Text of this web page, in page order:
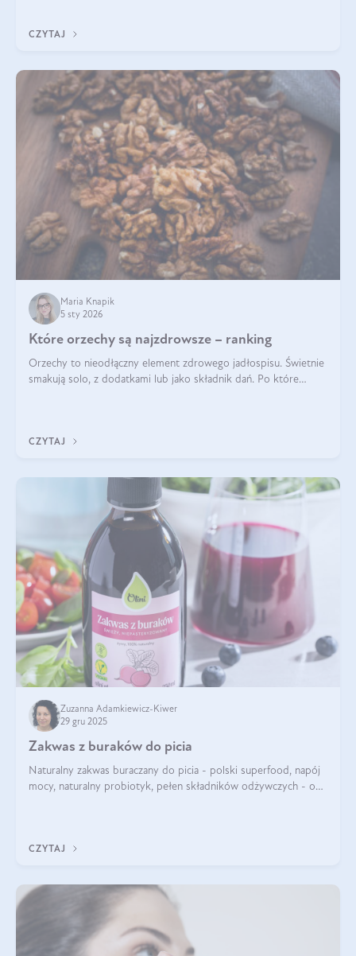
CZYTAJ
Maria Knapik
5 sty 2026
Które orzechy są najzdrowsze – ranking
Orzechy to nieodłączny element zdrowego jadłospisu. Świetnie
smakują solo, z dodatkami lub jako składnik dań. Po które
CZYTAJ
Zuzanna Adamkiewicz-Kiwer
29 gru 2025
Zakwas z buraków do picia
Naturalny zakwas buraczany do picia - polski superfood, napój
mocy, naturalny probiotyk, pełen składników odżywczych - o
CZYTAJ